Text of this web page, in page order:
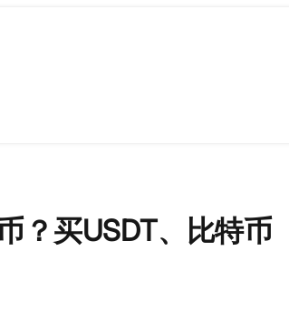
？买USDT、比特币